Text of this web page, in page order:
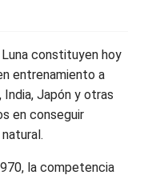
constituyen hoy
entrenamiento a
India, Japón y otras
en conseguir
la competencia